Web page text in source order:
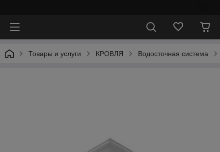
Товары и услуги КРОВЛЯ Водосточная система